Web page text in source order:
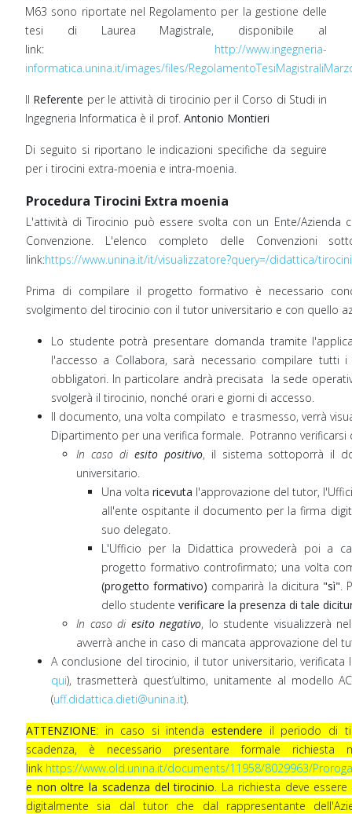
M63 sono riportate nel Regolamento per la gestione delle
tesi di Laurea Magistrale, disponibile al
link: http://www.ingegneria-
informatica.unina.it/images/files/
Il Referente per le attività di tirocinio per il Corso di Studi in
Ingegneria Informatica è il prof. Antonio Montieri
Di seguito si riportano le indicazioni specifiche da seguire
per i tirocini extra-moenia e intra-moenia.
Procedura Tirocini Extra moenia
L'attività di Tirocinio può essere svolta con un Ente/Azienda
Convenzione. L'elenco completo delle Convenzioni
link:https://www.unina.it/it/visualizzatore?query=/didattica/
Prima di compilare il progetto formativo è necessario
svolgimento del tirocinio con il tutor universitario e con quello
Lo studente potrà presentare domanda tramite
l'accesso a Collabora, sarà necessario compilare
obbligatori. In particolare andrà precisata la sede
svolgerà il tirocinio, nonché orari e giorni di accesso.
Il documento, una volta compilato e trasmesso, verrà
Dipartimento per una verifica formale. Potranno verificarsi
In caso di esito positivo, il sistema sottoporrà il
universitario.
Una volta ricevuta l'approvazione del tutor,
all'ente ospitante il documento per la firma
suo delegato.
L'Ufficio per la Didattica provvederà poi a
progetto formativo controfirmato; una volta
(progetto formativo) comparirà la dicitura "sì"
dello studente verificare la presenza di tale
In caso di esito negativo, lo studente visualizzerà
avverrà anche in caso di mancata approvazione del
A conclusione del tirocinio, il tutor universitario,
qui), trasmetterà quest’ultimo, unitamente al modello
(uff.didattica.dieti@unina.it).
ATTENZIONE: in caso si intendaestendere il periodo di
scadenza, è necessario presentare formale
link https://www.old.unina.it/documents/11958/8029963/
e non oltre la scadenza del tirocinio . La richiesta deve
digitalmente sia dal tutor che dal rappresentante